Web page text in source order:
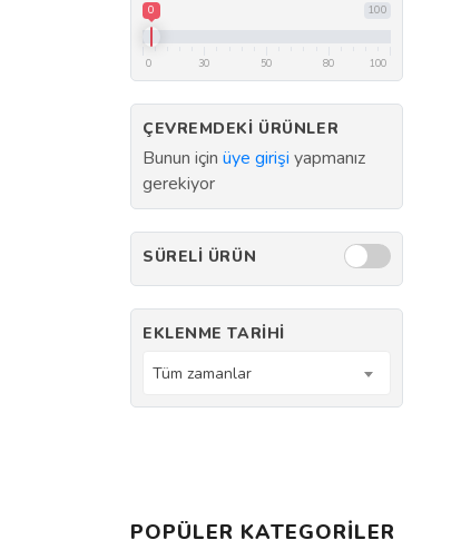
100
0
0 30 50 80 100
ÇEVREMDEKI ÜRÜNLER
Bunun için üye girişi yapmanız
gerekiyor
SÜRELI ÜRÜN
EKLENME TARIHI
Tüm zamanlar
POPÜLER KATEGORILER